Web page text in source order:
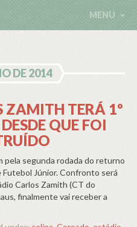
MENU
DE 2014
ZAMITH TERÁ 1º
QUE FOI
pela segunda rodada do returno
Júnior. Confronto será
Carlos Zamith (CT do
finalmente vai receber a